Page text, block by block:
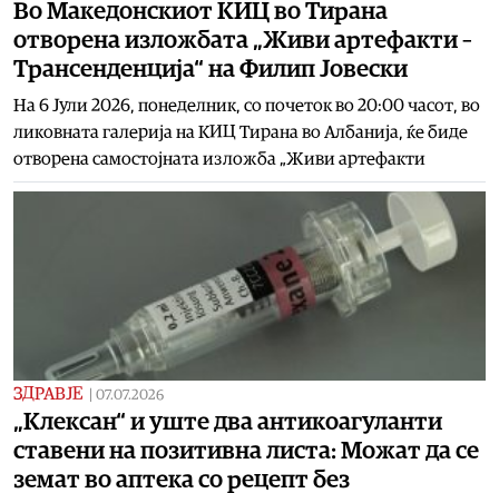
Во Македонскиот КИЦ во Тирана
отворена изложбата „Живи артефакти –
Трансенденција“ на Филип Јовески
На 6 Јули 2026, понеделник, со почеток во 20:00 часот, во
ликовната галерија на КИЦ Тирана во Албанија, ќе биде
отворена самостојната изложба „Живи артефакти
ЗДРАВЈЕ 07.07.2026
„Клексан“ и уште два антикоагуланти
ставени на позитивна листа: Можат да се
земат во аптека со рецепт без